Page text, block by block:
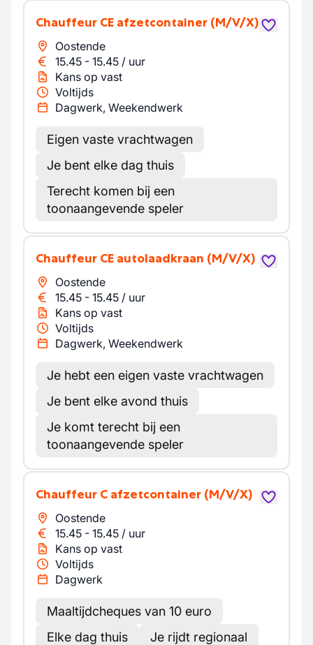
Chauffeur CE afzetcontainer (M/V/X)
Oostende
15.45 - 15.45 / uur
Kans op vast
Voltijds
Dagwerk, Weekendwerk
Eigen vaste vrachtwagen
Je bent elke dag thuis
Terecht komen bij een
toonaangevende speler
Chauffeur CE autolaadkraan (M/V/X)
Oostende
15.45 - 15.45 / uur
Kans op vast
Voltijds
Dagwerk, Weekendwerk
Je hebt een eigen vaste vrachtwagen
Je bent elke avond thuis
Je komt terecht bij een
toonaangevende speler
Chauffeur C afzetcontainer (M/V/X)
Oostende
15.45 - 15.45 / uur
Kans op vast
Voltijds
Dagwerk
Maaltijdcheques van 10 euro
Elke dag thuis
Je rijdt regionaal